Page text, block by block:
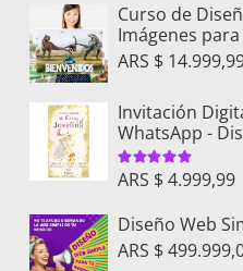
Curso de
Imágenes
ARS $
Invitación
WhatsApp -
Valorado con
ARS $4.999,99
Diseño Web
ARS $